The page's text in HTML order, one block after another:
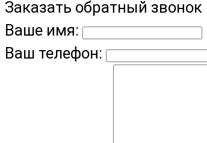
Заказать обратный звонок
Ваше имя:
Ваш телефон: